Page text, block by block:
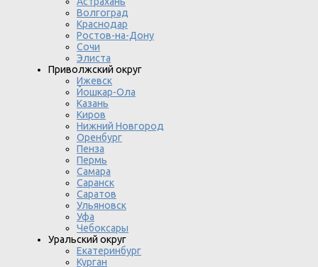
Волгоград
Краснодар
Ростов-на-Дону
Сочи
Элиста
Приволжский округ
Ижевск
Йошкар-Ола
Казань
Киров
Нижний Новгород
Оренбург
Пенза
Пермь
Самара
Саранск
Саратов
Ульяновск
Уфа
Чебоксары
Уральский округ
Екатеринбург
Курган